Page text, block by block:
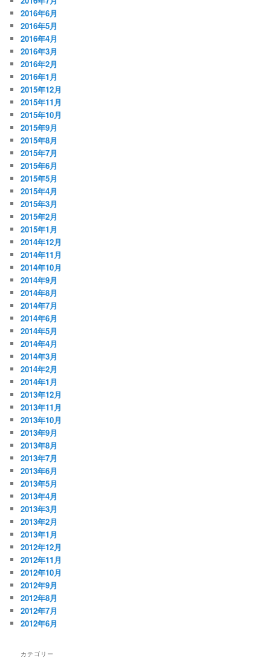
2016年6月
2016年5月
2016年4月
2016年3月
2016年2月
2016年1月
2015年12月
2015年11月
2015年10月
2015年9月
2015年8月
2015年7月
2015年6月
2015年5月
2015年4月
2015年3月
2015年2月
2015年1月
2014年12月
2014年11月
2014年10月
2014年9月
2014年8月
2014年7月
2014年6月
2014年5月
2014年4月
2014年3月
2014年2月
2014年1月
2013年12月
2013年11月
2013年10月
2013年9月
2013年8月
2013年7月
2013年6月
2013年5月
2013年4月
2013年3月
2013年2月
2013年1月
2012年12月
2012年11月
2012年10月
2012年9月
2012年8月
2012年7月
2012年6月
カテゴリー